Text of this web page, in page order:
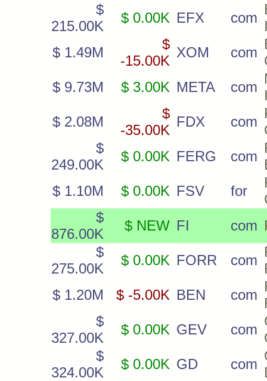
$
215.00K
$ 0.00K EFX com
$ 1.49M
$
-15.00K
XOM com
$ 9.73M
$ 3.00K META com
$ 2.08M
$
-35.00K
FDX com
$
249.00K
$ 0.00K FERG com
$ 1.10M
$ 0.00K FSV for
$
876.00K
$ NEW FI com
$
275.00K
$ 0.00K FORR com
$ 1.20M
$ -5.00K BEN com
$
327.00K
$ 0.00K GEV com
$
324.00K
$ 0.00K GD com